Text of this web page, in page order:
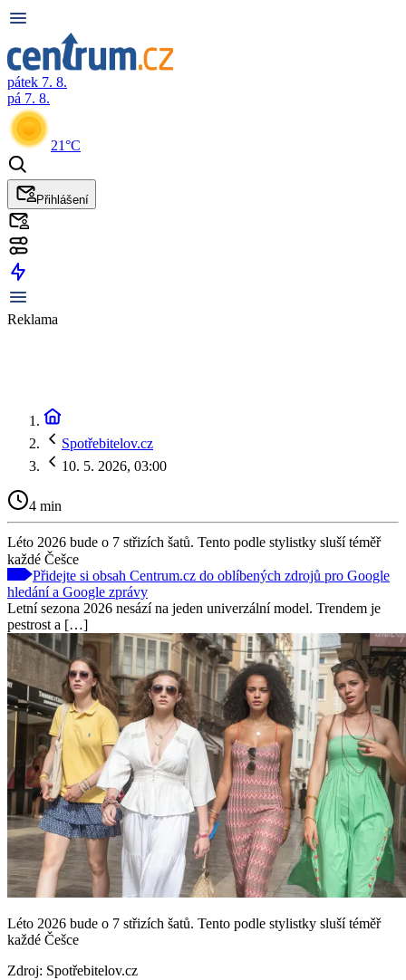
pátek 7. 8.
pá 7. 8.
21°C
Přihlášení
Reklama
Spotřebitelov.cz
10. 5. 2026, 03:00
4 min
Léto 2026 bude o 7 střizích šatů. Tento podle stylistky sluší téměř
každé Češce
Přidejte si obsah Centrum.cz do oblíbených zdrojů pro Google
hledání a Google zprávy
Letní sezona 2026 nesází na jeden univerzální model. Trendem je
pestrost a […]
Léto 2026 bude o 7 střizích šatů. Tento podle stylistky sluší téměř
každé Češce
Zdroj: Spotřebitelov.cz